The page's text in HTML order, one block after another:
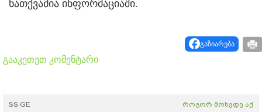
ნათქვამია ინფორმაციაში.
გაზიარება
გააკეთეთ კომენტარი
SS.GE როგორ მოხვდე აქ